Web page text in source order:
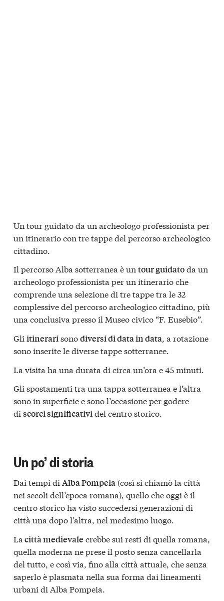
Un tour guidato da un archeologo professionista per
un itinerario con tre tappe del percorso archeologico
cittadino.
Il percorso Alba sotterranea è un tour guidatoda un
archeologo professionista per un itinerario che
comprende una selezione di tre tappe tra le 32
complessive del percorso archeologico cittadino, più
una conclusiva presso il Museo civico “F. Eusebio”.
Gli itinerarisonodiversi di data in data, a rotazione
sono inserite le diverse tappe sotterranee.
La visita ha una durata di circa un’ora e 45 minuti.
Gli spostamenti tra una tappa sotterranea e l’altra
sono in superficie e sono l’occasione per godere
di scorci significatividel centro storico.
Un po’ di storia
Dai tempi di Alba Pompeia (così si chiamò la città
nei secoli dell’epoca romana), quello che oggi è il
centro storico ha visto succedersi generazioni di
città una dopo l’altra, nel medesimo luogo.
La città medievale crebbe sui resti di quella romana,
quella moderna ne prese il posto senza cancellarla
del tutto, e così via, fino alla città attuale, che senza
saperlo è plasmata nella sua forma dai lineamenti
urbani di Alba Pompeia.